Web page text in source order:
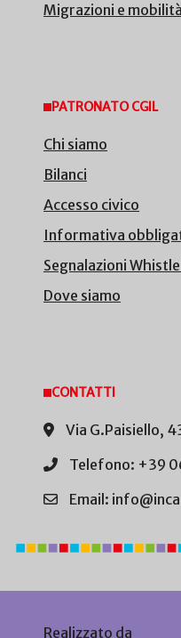
Migrazioni e
PATRONATO CGIL
Chi siamo
Bilanci
Accesso civico
Informativa
Segnalazioni
Dove siamo
CONTATTI
Via G.Paisiello,
Telefono: +39
Email:
Realizzato da